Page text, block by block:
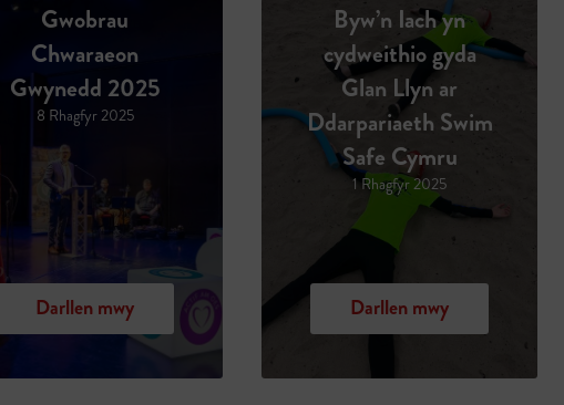
Gwobrau
Chwaraeon
Gwynedd 2025
8 Rhagfyr 2025
Darllen mwy
Byw’n Iach yn
cydweithio gyda
Glan Llyn ar
Ddarpariaeth Swim
Safe Cymru
1 Rhagfyr 2025
Darllen mwy